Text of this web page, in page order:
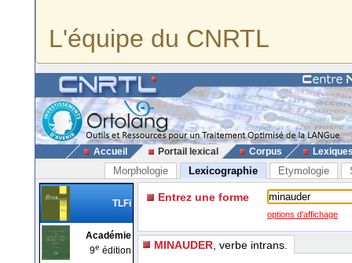
L'équipe du CNRTL
Accueil Portail lexical Corpus
Morphologie Lexicographie Etymologie
TLFi
Académie
9e édition
Entrez une forme
options d'affichage
MINAUDER , verbe intrans.